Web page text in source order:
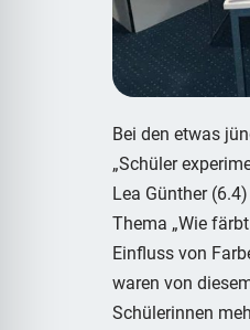
Bei den etwas
„Schüler
Lea Günther
Thema „Wie
Einfluss von
waren von
Schülerinnen